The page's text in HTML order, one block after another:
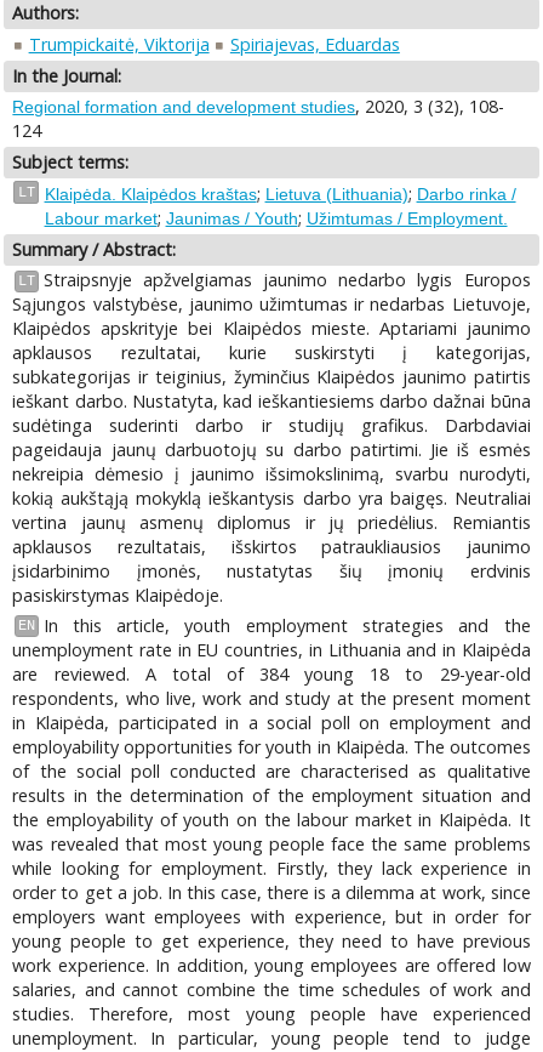
Authors:
Trumpickaitė, Viktorija
Spiriajevas, Eduardas
In the Journal:
Regional formation and development studies, 2020, 3 (32), 108-
124
Subject terms:
LT Klaipėda. Klaipėdos kraštas; Lietuva (Lithuania); Darbo rinka /
Labour market; Jaunimas / Youth; Užimtumas / Employment.
Summary / Abstract:
LT Straipsnyje apžvelgiamas jaunimo nedarbo lygis Europos
Sąjungos valstybėse, jaunimo užimtumas ir nedarbas Lietuvoje,
Klaipėdos apskrityje bei Klaipėdos mieste. Aptariami jaunimo
apklausos rezultatai, kurie suskirstyti į kategorijas,
subkategorijas ir teiginius, žyminčius Klaipėdos jaunimo patirtis
ieškant darbo. Nustatyta, kad ieškantiesiems darbo dažnai būna
sudėtinga suderinti darbo ir studijų grafikus. Darbdaviai
pageidauja jaunų darbuotojų su darbo patirtimi. Jie iš esmės
nekreipia dėmesio į jaunimo išsimokslinimą, svarbu nurodyti,
kokią aukštąją mokyklą ieškantysis darbo yra baigęs. Neutraliai
vertina jaunų asmenų diplomus ir jų priedėlius. Remiantis
apklausos rezultatais, išskirtos patraukliausios jaunimo
įsidarbinimo įmonės, nustatytas šių įmonių erdvinis
pasiskirstymas Klaipėdoje.
EN
In this article, youth employment strategies and the
unemployment rate in EU countries, in Lithuania and in Klaipėda
are reviewed. A total of 384 young 18 to 29-year-old
respondents, who live, work and study at the present moment
in Klaipėda, participated in a social poll on employment and
employability opportunities for youth in Klaipėda. The outcomes
of the social poll conducted are characterised as qualitative
results in the determination of the employment situation and
the employability of youth on the labour market in Klaipėda. It
was revealed that most young people face the same problems
while looking for employment. Firstly, they lack experience in
order to get a job. In this case, there is a dilemma at work, since
employers want employees with experience, but in order for
young people to get experience, they need to have previous
work experience. In addition, young employees are offered low
salaries, and cannot combine the time schedules of work and
studies. Therefore, most young people have experienced
unemployment. In particular, young people tend to judge